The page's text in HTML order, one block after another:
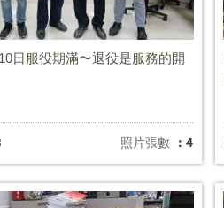
日服役期滿〜退役是服務的開
照片張數 ：4